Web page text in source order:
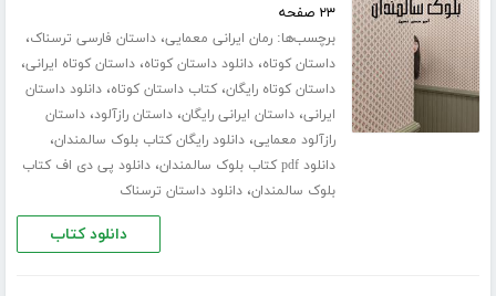
۲۳ صفحه
برچسب‌ها:رمان ایرانی معمایی،داستان فارسی ترسناک،
داستان کوتاه،دانلود داستان کوتاه،داستان کوتاه ایرانی،
داستان کوتاه رایگان،کتاب داستان کوتاه،دانلود داستان
ایرانی،داستان ایرانی رایگان،داستان رازآلود،داستان
رازآلود معمایی،دانلود رایگان کتاب بلوک سالمندان،
دانلود pdf کتاب بلوک سالمندان ،دانلود پی دی اف کتاب
بلوک سالمندان،دانلود داستان ترسناک
دانلود کتاب